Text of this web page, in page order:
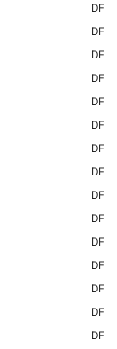
DF
DF
DF
DF
DF
DF
DF
DF
DF
DF
DF
DF
DF
DF
DF